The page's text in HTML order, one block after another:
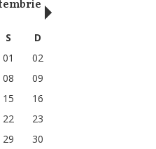
Octombrie
S
D
01
02
08
09
15
16
22
23
29
30